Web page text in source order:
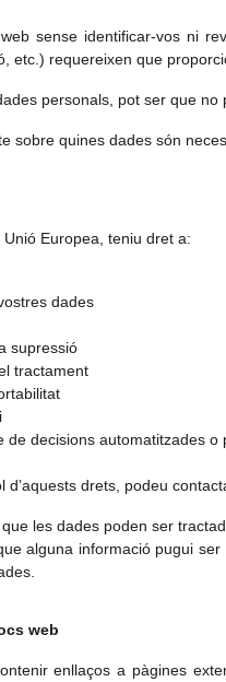
sense identificar-vos ni
etc.) requereixen que
personals, pot ser que
sobre quines dades són
Europea, teniu dret a:
dades
supressió
tractament
de decisions automatitzades o
d’aquests drets, podeu
les dades poden ser
alguna informació pugui
web
enllaços a pàgines